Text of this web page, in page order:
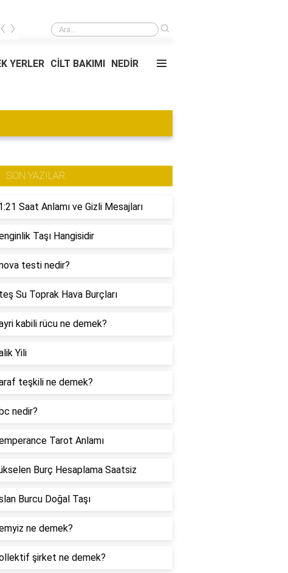
Açığa satışa neden yasak geldi?
‹ ›
YERLER CİLT BAKIMI NEDİR
SON YAZILAR
Saat Anlamı ve Gizli Mesajları
Taşı Hangisidir
testi nedir?
Su Toprak Hava Burçları
kabili rücu ne demek?
Yili
teşkili ne demek?
nedir?
Tarot Anlamı
Burç Hesaplama Saatsiz
Burcu Doğal Taşı
ne demek?
şirket ne demek?